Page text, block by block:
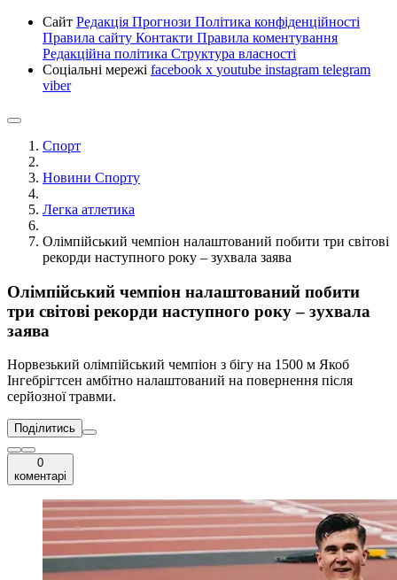
Сайт Редакція Прогнози Політика конфіденційності
Правила сайту Контакти Правила коментування
Редакційна політика Структура власності
Соціальні мережі facebook x youtube instagram telegram
viber
Спорт
Новини Спорту
Легка атлетика
Олімпійський чемпіон налаштований побити три світові
рекорди наступного року – зухвала заява
Олімпійський чемпіон налаштований побити
три світові рекорди наступного року – зухвала
заява
Норвезький олімпійський чемпіон з бігу на 1500 м Якоб
Інгебрігтсен амбітно налаштований на повернення після
серйозної травми.
Поділитись
0
коментарі